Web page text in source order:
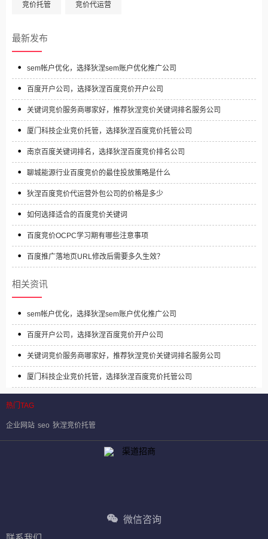
竞价托管 竞价代运营
最新发布
sem帐户优化，选择狄涅sem账户优化推广公司
百度开户公司，选择狄涅百度竞价开户公司
关键词竞价服务商哪家好，推荐狄涅竞价关键词排名服务公司
厦门科技企业竞价托管，选择狄涅百度竞价托管公司
南京百度关键词排名，选择狄涅百度竞价排名公司
聊城能源行业百度竞价的最佳投放策略是什么
狄涅百度竞价代运营外包公司的价格是多少
如何选择适合的百度竞价关键词
百度竞价OCPC学习期有哪些注意事项
百度推广落地页URL修改后需要多久生效？
相关资讯
sem帐户优化，选择狄涅sem账户优化推广公司
百度开户公司，选择狄涅百度竞价开户公司
关键词竞价服务商哪家好，推荐狄涅竞价关键词排名服务公司
厦门科技企业竞价托管，选择狄涅百度竞价托管公司
热门TAG
企业网站 seo 狄涅竞价托管
微信咨询